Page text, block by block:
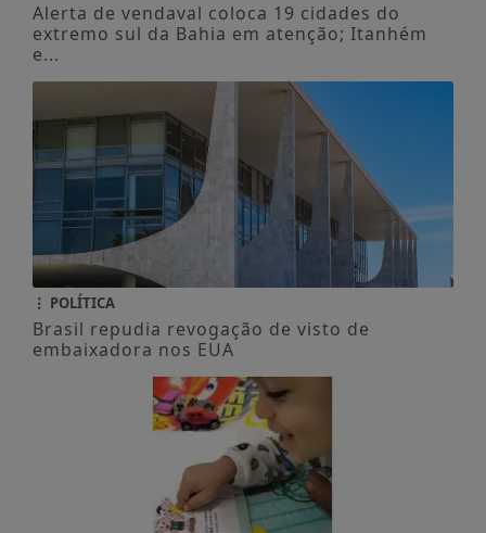
Alerta de vendaval coloca 19 cidades do
extremo sul da Bahia em atenção; Itanhém
e...
POLÍTICA
Brasil repudia revogação de visto de
embaixadora nos EUA